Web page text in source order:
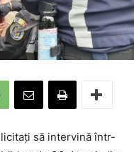
să intervină într-